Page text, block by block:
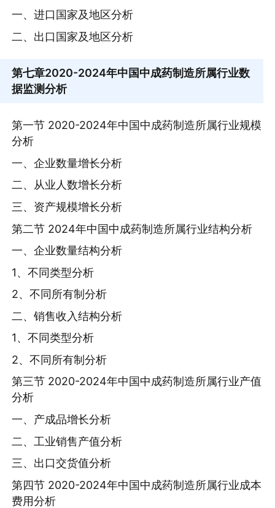
一、进口国家及地区分析
二、出口国家及地区分析
第七章2020-2024年中国中成药制造所属行业数
据监测分析
第一节 2020-2024年中国中成药制造所属行业规模
分析
一、企业数量增长分析
二、从业人数增长分析
三、资产规模增长分析
第二节 2024年中国中成药制造所属行业结构分析
一、企业数量结构分析
1、不同类型分析
2、不同所有制分析
二、销售收入结构分析
1、不同类型分析
2、不同所有制分析
第三节 2020-2024年中国中成药制造所属行业产值
分析
一、产成品增长分析
二、工业销售产值分析
三、出口交货值分析
第四节 2020-2024年中国中成药制造所属行业成本
费用分析